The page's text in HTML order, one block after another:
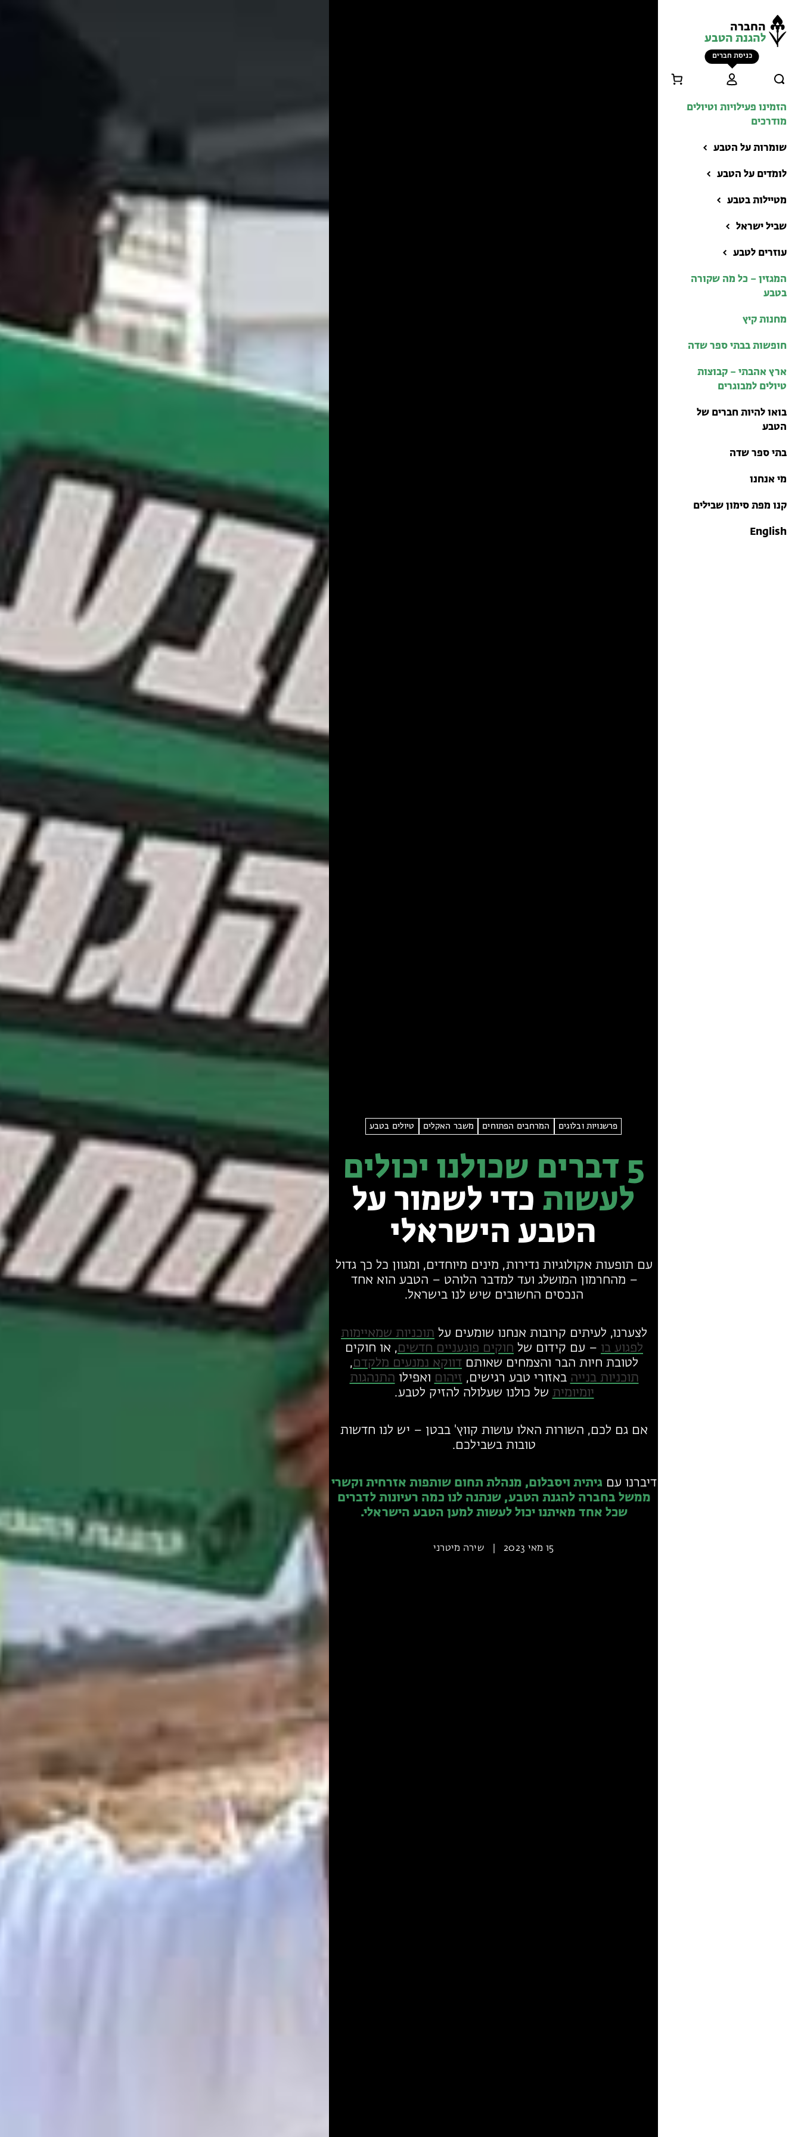
החברה
להגנת הטבע
כניסת חברים
הזמינו פעילויות וטיולים
מודרכים
שומרות על הטבע
לומדים על הטבע
מטיילות בטבע
הזמינו פעילויות וטיולים
טיולים למבוגרים: ארץ
מחנות קיץ
שביל ישראל
עוזרים לטבע
המגזין – כל מה שקורה
בטבע
מחנות קיץ
חופשות בבתי ספר שדה
ארץ אהבתי – קבוצות
טיולים למבוגרים
בואו להיות חברים של
הטבע
בתי ספר שדה
מי אנחנו
קנו מפת סימון שבילים
English
פרשנויות ובלוגים המרחבים הפתוחים משבר האקלים טיולים בטבע
5 דברים שכולנו יכולים
לעשות כדי לשמור על
הטבע הישראלי
עם תופעות אקולוגיות נדירות, מינים מיוחדים, ומגוון כל כך גדול
– מהחרמון המושלג ועד למדבר הלוהט – הטבע הוא אחד
הנכסים החשובים שיש לנו בישראל.
לצערנו, לעיתים קרובות אנחנו שומעים על תוכניות שמאיימות
לפגוע בו – עם קידום של חוקים פוגעניים חדשים, או חוקים
לטובת חיות הבר והצמחים שאותם דווקא נמנעים מלקדם,
תוכניות בנייה באזורי טבע רגישים, זיהום ואפילו התנהגות
יומיומית של כולנו שעלולה להזיק לטבע.
אם גם לכם, השורות האלו עושות קווץ' בבטן – יש לנו חדשות
טובות בשבילכם.
דיברנו עם גיתית ויסבלום, מנהלת תחום שותפות אזרחית וקשרי
ממשל בחברה להגנת הטבע, שנתנה לנו כמה רעיונות לדברים
שכל אחד מאיתנו יכול לעשות למען הטבע הישראלי.
15 מאי 2023 שירה מיטרני